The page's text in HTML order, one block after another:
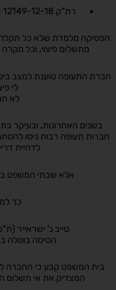
רת”ק 12149-12-18 אוקראינה איירליינס נ’ מירוז
הפסיקה מלמדת שלא כל תקלה
מתשלום פיצוי, וכל
חברת התעופה טוענת למצב
לי
לא
בשנים האחרונות, ובעיקר
חברות תעופה רבות ניסו
לדחיית
אלא שבתי המשפט
כך
טייב נ’ ישראייר (ת”ק 39505-11-
הטיסה בוטלה ביום
בית המשפט קבע כי החברה לא
המצדיק את אי תשלום הפיצוי